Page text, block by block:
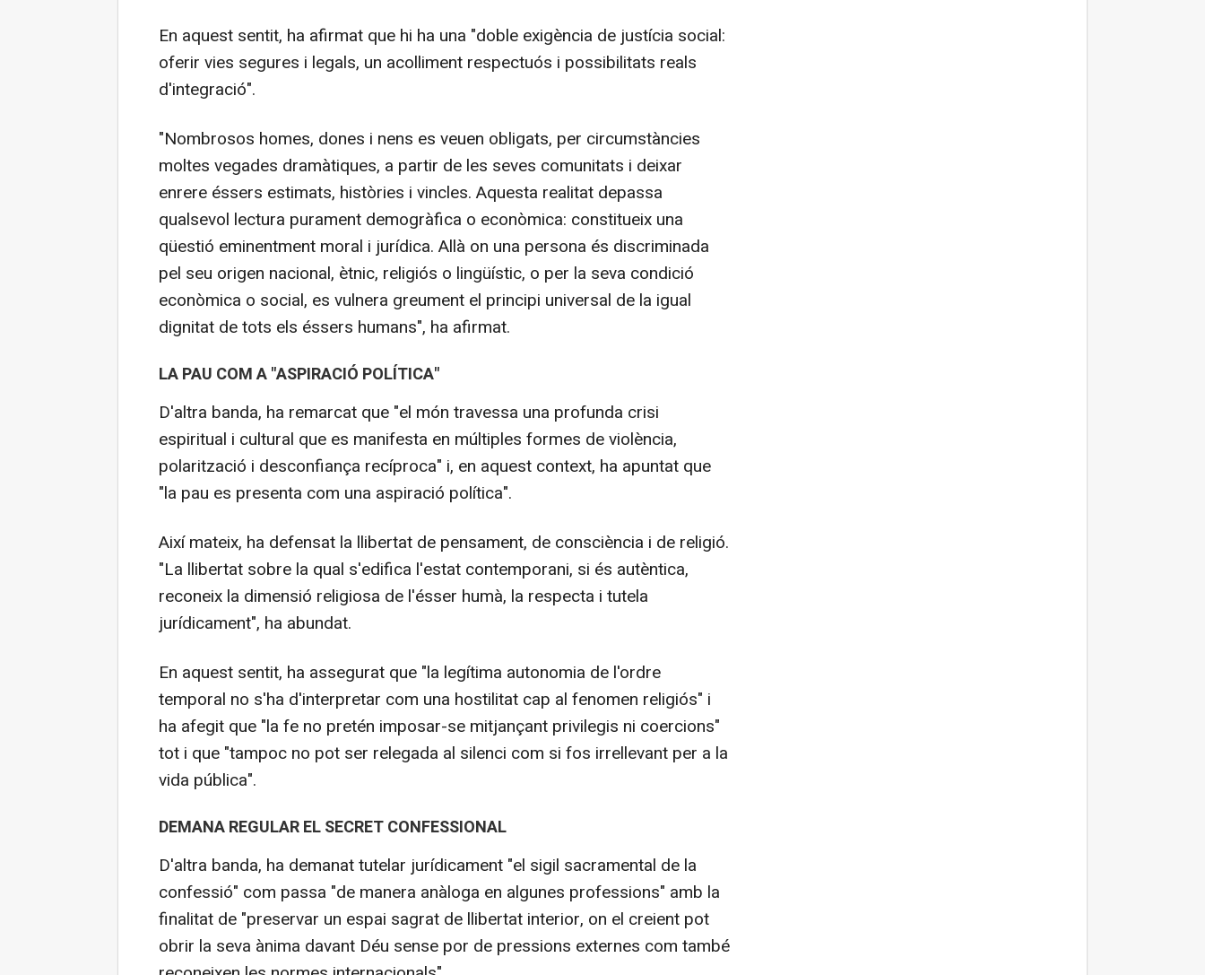
En aquest sentit, ha afirmat que hi ha una "doble exigència de justícia social:
oferir vies segures i legals, un acolliment respectuós i possibilitats reals
d'integració".
"Nombrosos homes, dones i nens es veuen obligats, per circumstàncies
moltes vegades dramàtiques, a partir de les seves comunitats i deixar
enrere éssers estimats, històries i vincles. Aquesta realitat depassa
qualsevol lectura purament demogràfica o econòmica: constitueix una
qüestió eminentment moral i jurídica. Allà on una persona és discriminada
pel seu origen nacional, ètnic, religiós o lingüístic, o per la seva condició
econòmica o social, es vulnera greument el principi universal de la igual
dignitat de tots els éssers humans", ha afirmat.
LA PAU COM A "ASPIRACIÓ POLÍTICA"
D'altra banda, ha remarcat que "el món travessa una profunda crisi
espiritual i cultural que es manifesta en múltiples formes de violència,
polarització i desconfiança recíproca" i, en aquest context, ha apuntat que
"la pau es presenta com una aspiració política".
Així mateix, ha defensat la llibertat de pensament, de consciència i de religió.
"La llibertat sobre la qual s'edifica l'estat contemporani, si és autèntica,
reconeix la dimensió religiosa de l'ésser humà, la respecta i tutela
jurídicament", ha abundat.
En aquest sentit, ha assegurat que "la legítima autonomia de l'ordre
temporal no s'ha d'interpretar com una hostilitat cap al fenomen religiós" i
ha afegit que "la fe no pretén imposar-se mitjançant privilegis ni coercions"
tot i que "tampoc no pot ser relegada al silenci com si fos irrellevant per a la
vida pública".
DEMANA REGULAR EL SECRET CONFESSIONAL
D'altra banda, ha demanat tutelar jurídicament "el sigil sacramental de la
confessió" com passa "de manera anàloga en algunes professions" amb la
finalitat de "preservar un espai sagrat de llibertat interior, on el creient pot
obrir la seva ànima davant Déu sense por de pressions externes com també